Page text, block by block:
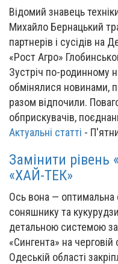
Відомий знавець
Михайло Бернацький
партнерів і сусідів на
«Рост Агро»
Зустріч по-родинному
обмінялися новинами,
разом відпочили.
обприскувачів,
Актуальні статті -
Замінити рівень
«ХАЙ-ТЕК»
Ось вона — оптимальна
соняшнику та
детальною системою
«Сингента» на черговій
Одеській області